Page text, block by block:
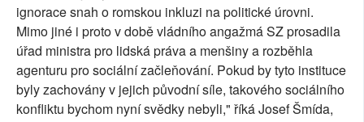
ignorace snah o romskou inkluzi na politické úrovni.
Mimo jiné i proto v době vládního angažmá SZ prosadila
úřad ministra pro lidská práva a menšiny a rozběhla
agenturu pro sociální začleňování. Pokud by tyto instituce
byly zachovány v jejich původní síle, takového sociálního
konfliktu bychom nyní svědky nebyli," říká Josef Šmída,